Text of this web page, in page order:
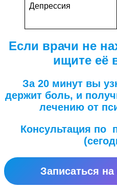
Депрессия
Если врачи не
ищите её
За 20 минут вы
держит боль, и
лечению от
Консультация по
Записаться